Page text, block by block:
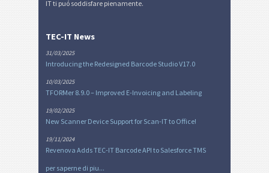
IT ti puó soddisfare pienamente.
TEC-IT News
31/03/2025
Introducing the Redesigned Barcode Studio V17.0
10/03/2025
TFORMer 8.9.0 – Improved E-Invoicing and Labeling
19/02/2025
New Scanner Device Support for Scan-IT to Office!
19/11/2024
Revenova Adds TEC-IT Barcode API to Salesforce TMS
per saperne di piu...